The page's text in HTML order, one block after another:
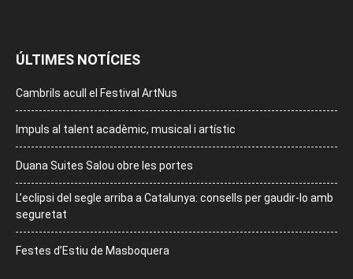
ÚLTIMES NOTÍCIES
Cambrils acull el Festival ArtNus
Impuls al talent acadèmic, musical i artístic
Duana Suites Salou obre les portes
L’eclipsi del segle arriba a Catalunya: consells per gaudir-lo amb
seguretat
Festes d’Estiu de Masboquera